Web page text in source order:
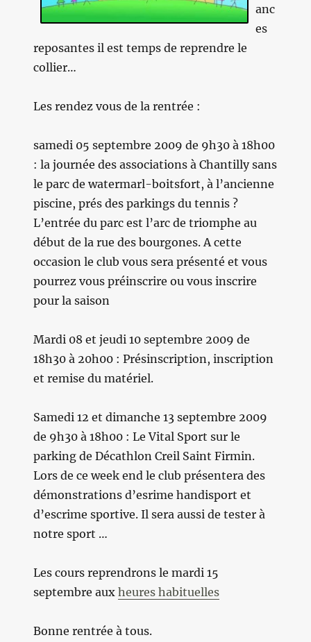
anc
es
reposantes il est temps de reprendre le
collier…
Les rendez vous de la rentrée :
samedi 05 septembre 2009 de 9h30 à 18h00
: la journée des associations à Chantilly sans
le parc de watermarl-boitsfort, à l’ancienne
piscine, prés des parkings du tennis ?
L’entrée du parc est l’arc de triomphe au
début de la rue des bourgones. A cette
occasion le club vous sera présenté et vous
pourrez vous préinscrire ou vous inscrire
pour la saison
Mardi 08 et jeudi 10 septembre 2009 de
18h30 à 20h00 : Présinscription, inscription
et remise du matériel.
Samedi 12 et dimanche 13 septembre 2009
de 9h30 à 18h00 : Le Vital Sport sur le
parking de Décathlon Creil Saint Firmin.
Lors de ce week end le club présentera des
démonstrations d’esrime handisport et
d’escrime sportive. Il sera aussi de tester à
notre sport …
Les cours reprendrons le mardi 15
septembre aux heures habituelles
Bonne rentrée à tous.